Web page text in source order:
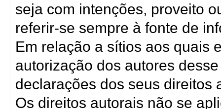
seja com intenções, proveito
referir-se sempre à fonte de
Em relação a sítios aos quais
autorização dos autores
declarações dos seus direitos
Os direitos autorais não se